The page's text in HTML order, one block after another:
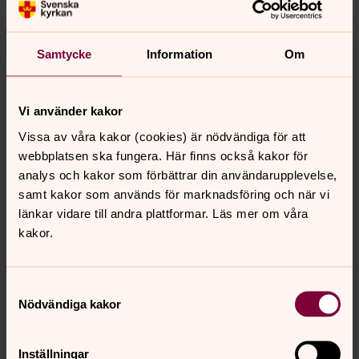
Samtycke Information Om
Vi använder kakor
Vissa av våra kakor (cookies) är nödvändiga för att
webbplatsen ska fungera. Här finns också kakor för
analys och kakor som förbättrar din användarupplevelse,
samt kakor som används för marknadsföring och när vi
länkar vidare till andra plattformar. Läs mer om våra
kakor.
Nödvändiga kakor
Inställningar
medlemmar i Svenska kyrkan som bor i Kropps
församlingshemmen för dopkalas i samband med dop.
Läs mer här.